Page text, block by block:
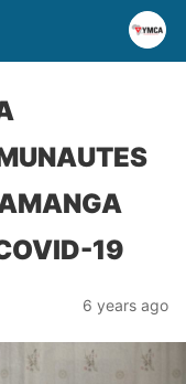
19
6 years ago